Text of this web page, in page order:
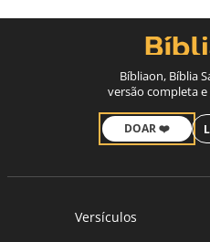
Bíbliaon, Bíblia
versão completa
DOAR ❤️
Versículos